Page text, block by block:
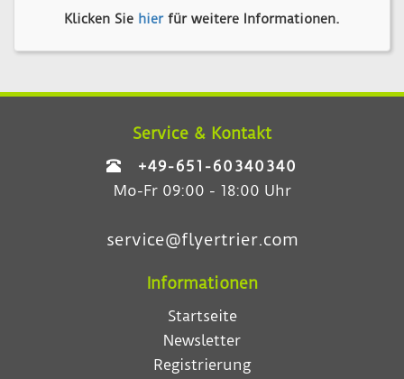
Klicken Sie hierfür weitere Informationen.
Service & Kontakt
+49-651-60340340
Mo-Fr 09:00 - 18:00 Uhr
service@flyertrier.com
Informationen
Startseite
Newsletter
Registrierung